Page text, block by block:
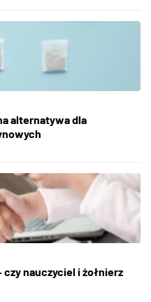
alternatywa dla
nauczyciel i żołnierz